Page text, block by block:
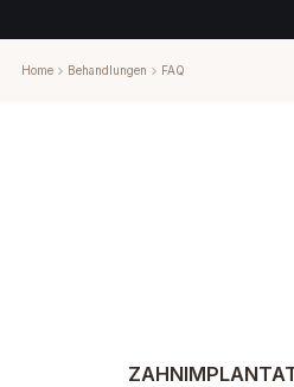
Home Behandlungen FAQ